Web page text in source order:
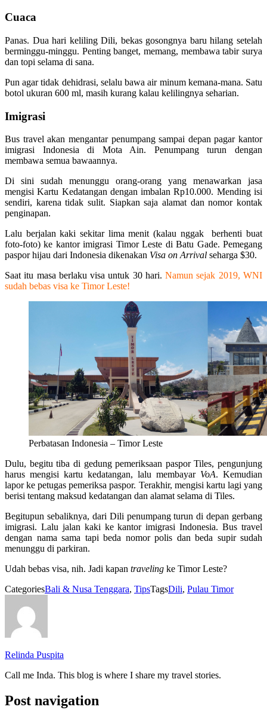
Cuaca
Panas. Dua hari keliling Dili, bekas gosongnya baru hilang setelah
berminggu-minggu. Penting banget, memang, membawa tabir surya
dan topi selama di sana.
Pun agar tidak dehidrasi, selalu bawa air minum kemana-mana. Satu
botol ukuran 600 ml, masih kurang kalau kelilingnya seharian.
Imigrasi
Bus travel akan mengantar penumpang sampai depan pagar kantor
imigrasi Indonesia di Mota Ain. Penumpang turun dengan
membawa semua bawaannya.
Di sini sudah menunggu orang-orang yang menawarkan jasa
mengisi Kartu Kedatangan dengan imbalan Rp10.000. Mending isi
sendiri, karena tidak sulit. Siapkan saja alamat dan nomor kontak
penginapan.
Lalu berjalan kaki sekitar lima menit (kalau nggak berhenti buat
foto-foto) ke kantor imigrasi Timor Leste di Batu Gade. Pemegang
paspor hijau dari Indonesia dikenakan Visa on Arrival seharga $30.
Saat itu masa berlaku visa untuk 30 hari.Namun sejak 2019, WNI
sudah bebas visa ke Timor Leste!
Perbatasan Indonesia – Timor Leste
Dulu, begitu tiba di gedung pemeriksaan paspor Tiles, pengunjung
harus mengisi kartu kedatangan, lalu membayar VoA. Kemudian
lapor ke petugas pemeriksa paspor. Terakhir, mengisi kartu lagi yang
berisi tentang maksud kedatangan dan alamat selama di Tiles.
Begitupun sebaliknya, dari Dili penumpang turun di depan gerbang
imigrasi. Lalu jalan kaki ke kantor imigrasi Indonesia. Bus travel
dengan nama sama tapi beda nomor polis dan beda supir sudah
menunggu di parkiran.
Udah bebas visa, nih. Jadi kapan traveling ke Timor Leste?
CategoriesBali & Nusa Tenggara, TipsTagsDili, Pulau Timor
Relinda Puspita
Call me Inda. This blog is where I share my travel stories.
Post navigation